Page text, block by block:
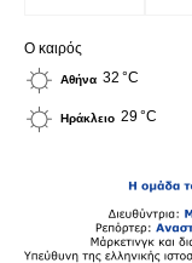
Ο καιρός
Αθήνα 32 °C
Ηράκλειο 29 °C